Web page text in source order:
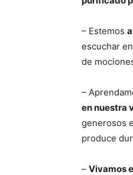
– Estemos
escuchar
de
–
en nuestra
generosos
produce
– Vivamos